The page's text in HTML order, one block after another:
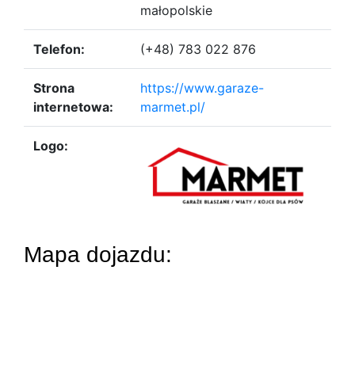
małopolskie
Telefon: (+48) 783 022 876
Strona
internetowa:
https://www.garaze-
marmet.pl/
Logo:
Mapa dojazdu: